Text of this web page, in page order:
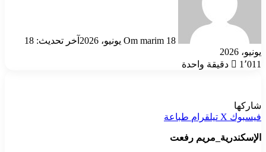
Om marim 18 يونيو، 2026
آخر تحديث: 18
يونيو، 2026
1٬011
دقيقة واحدة
شاركها
فيسبوك ‫X تيلقرام طباعة
الإسكندرية_مريم رفعت